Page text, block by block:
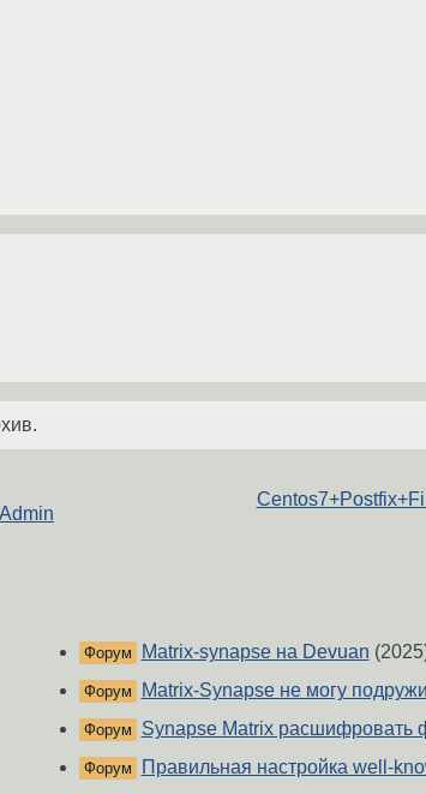
Admin
Форум Matrix-synapse на Devuan
Форум Matrix-Synapse не могу
Форум Synapse Matrix расшифровать
Форум Правильная настройка well-